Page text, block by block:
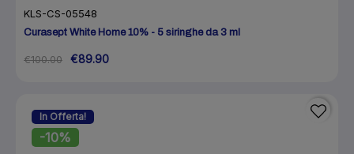
KLS-CS-05548
Curasept White Home 10% - 5 siringhe da 3 ml
€100.00 €89.90
In Offerta!
-10%